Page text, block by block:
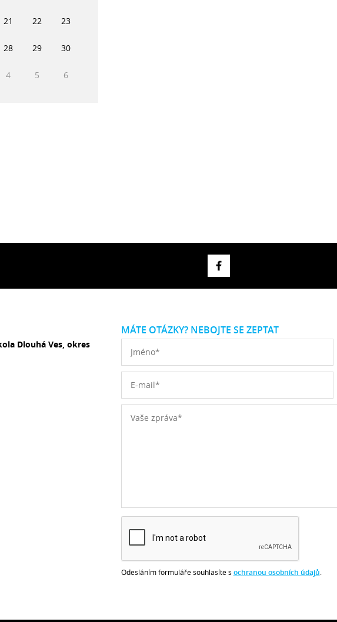
21 22 23
28 29 30
4 5 6
Dlouhá Ves, okres
MÁTE OTÁZKY? NEBOJTE SE ZEPTAT
Odesláním formuláře souhlasíte s ochranou osobních údajů